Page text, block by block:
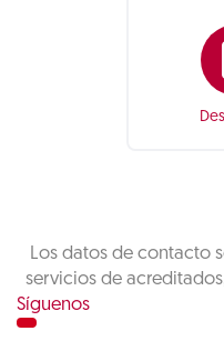
Los datos de contacto
servicios de
Síguenos